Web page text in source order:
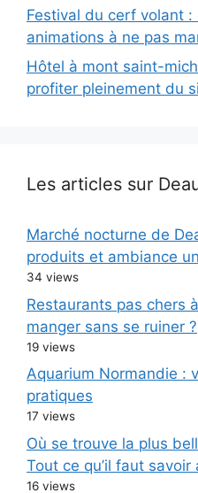
Festival du cerf volant
animations à ne pas
Hôtel à mont saint-
profiter pleinement du
Les articles sur
Marché nocturne de
produits et ambiance
34 views
Restaurants pas chers
manger sans se ruiner ?
19 views
Aquarium Normandie :
pratiques
17 views
Où se trouve la plus
Tout ce qu’il faut
16 views